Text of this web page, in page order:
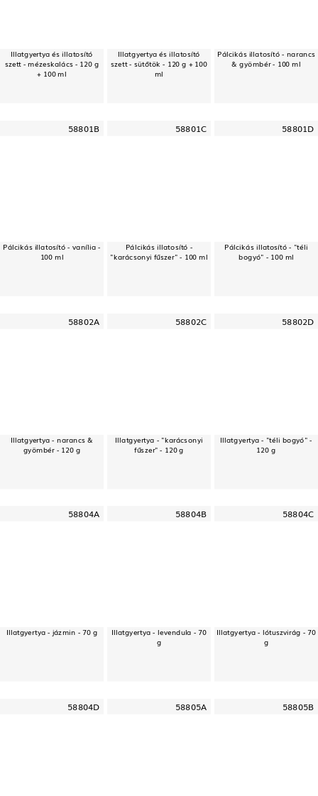
Illatgyertya és illatosító
szett - mézeskalács - 120 g
+ 100 ml
Illatgyertya és illatosító
szett - sütőtök - 120 g + 100
ml
Pálcikás illatosító - narancs
& gyömbér - 100 ml
58801B
Pálcikás illatosító - vanília -
100 ml
58801C
Pálcikás illatosító -
"karácsonyi fűszer" - 100 ml
58801D
Pálcikás illatosító - "téli
bogyó" - 100 ml
58802A
Illatgyertya - narancs &
gyömbér - 120 g
58802C
Illatgyertya - "karácsonyi
fűszer" - 120 g
58802D
Illatgyertya - "téli bogyó" -
120 g
58804A
Illatgyertya - jázmin - 70 g
58804B
Illatgyertya - levendula - 70
g
58804C
Illatgyertya - lótuszvirág - 70
g
58804D 58805A 58805B